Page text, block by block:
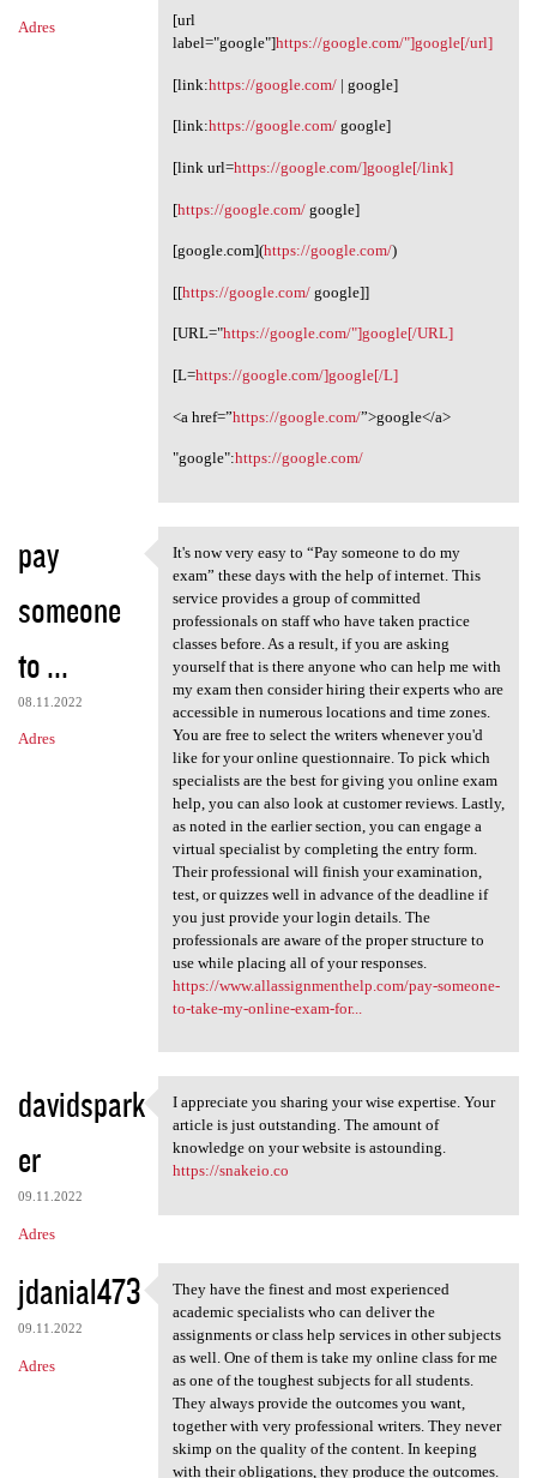
Adres
[url
label="google"]https://google.com/"]google[/url]
[link:https://google.com/| google]
[link:https://google.com/google]
[link url=https://google.com/]google[/link]
[https://google.com/google]
[google.com](https://google.com/)
[[https://google.com/google]]
[URL="https://google.com/"]google[/URL]
[L=https://google.com/]google[/L]
<a href=”https://google.com/”>google</a>
"google":https://google.com/
pay
someone
to ...
08.11.2022
Adres
It's now very easy to “Pay
It's now very easy to “Pay someone to do my
exam” these days with the help of internet. This
service provides a group of committed
professionals on staff who have taken practice
classes before. As a result, if you are asking
yourself that is there anyone who can help me with
my exam then consider hiring their experts who are
accessible in numerous locations and time zones.
You are free to select the writers whenever you'd
like for your online questionnaire. To pick which
specialists are the best for giving you online exam
help, you can also look at customer reviews. Lastly,
as noted in the earlier section, you can engage a
virtual specialist by completing the entry form.
Their professional will finish your examination,
test, or quizzes well in advance of the deadline if
you just provide your login details. The
professionals are aware of the proper structure to
use while placing all of your responses.
https://www.allassignmenthelp.com/pay-someone-
to-take-my-online-exam-for...
davidspark
er
09.11.2022
Adres
I appreciate you sharing your
I appreciate you sharing your wise expertise. Your
article is just outstanding. The amount of
knowledge on your website is astounding.
https://snakeio.co
jdanial473
09.11.2022
Adres
They have the finest and most
They have the finest and most experienced
academic specialists who can deliver the
assignments or class help services in other subjects
as well. One of them is take my online class for me
as one of the toughest subjects for all students.
They always provide the outcomes you want,
together with very professional writers. They never
skimp on the quality of the content. In keeping
with their obligations, they produce the outcomes.